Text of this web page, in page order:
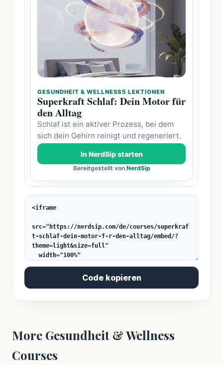
Code kopieren
More Gesundheit & Wellness
Courses